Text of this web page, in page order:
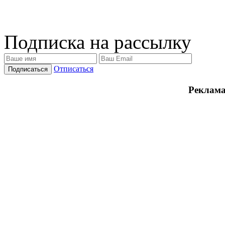
Подписка на рассылку
Отписаться